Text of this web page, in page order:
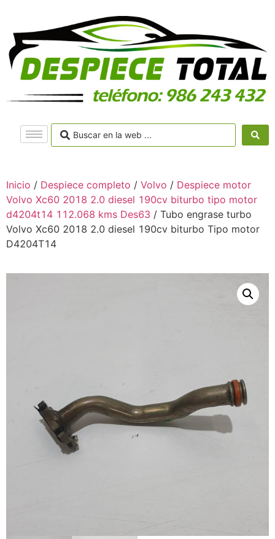
Inicio / Despiece completo / Volvo / Despiece motor
Volvo Xc60 2018 2.0 diesel 190cv biturbo tipo motor
d4204t14 112.068 kms Des63 / Tubo engrase turbo
Volvo Xc60 2018 2.0 diesel 190cv biturbo Tipo motor
D4204T14